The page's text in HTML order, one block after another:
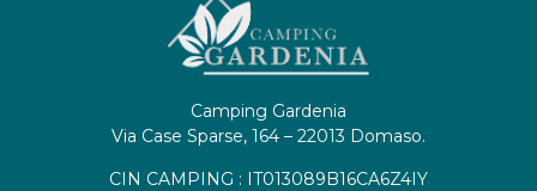
Camping Gardenia
Via Case Sparse, 164 – 22013 Domaso.
CIN CAMPING : IT013089B16CA6Z4IY